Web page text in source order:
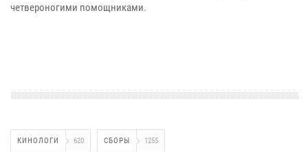
четвероногими помощниками.
КИНОЛОГИ 620 СБОРЫ 1255